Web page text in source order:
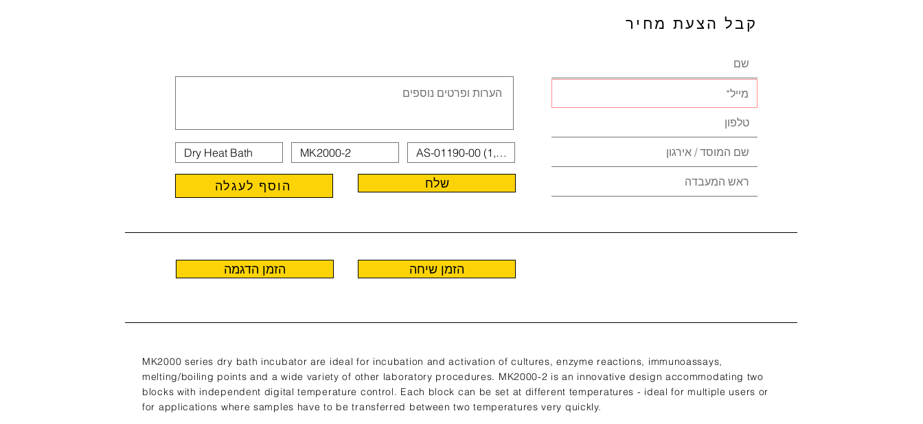
קבל הצעת מחיר
הוסף לעגלה שלח
הזמן הדגמה הזמן שיחה
MK2000 series dry bath incubator are ideal for incubation and activation of cultures, enzyme reactions, immunoassays,
melting/boiling points and a wide variety of other laboratory procedures. MK2000-2 is an innovative design accommodating two
blocks with independent digital temperature control. Each block can be set at different temperatures - ideal for multiple users or
for applications where samples have to be transferred between two temperatures very quickly.